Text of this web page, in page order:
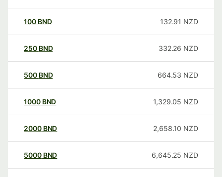
100 BND 132.91 NZD
250 BND 332.26 NZD
500 BND 664.53 NZD
1000 BND 1,329.05 NZD
2000 BND 2,658.10 NZD
5000 BND 6,645.25 NZD